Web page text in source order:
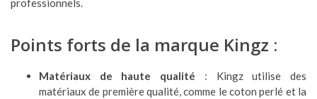
Points forts de la marque Kingz :
Matériaux de haute qualité : Kingz utilise des
matériaux de première qualité, comme le coton perlé et la